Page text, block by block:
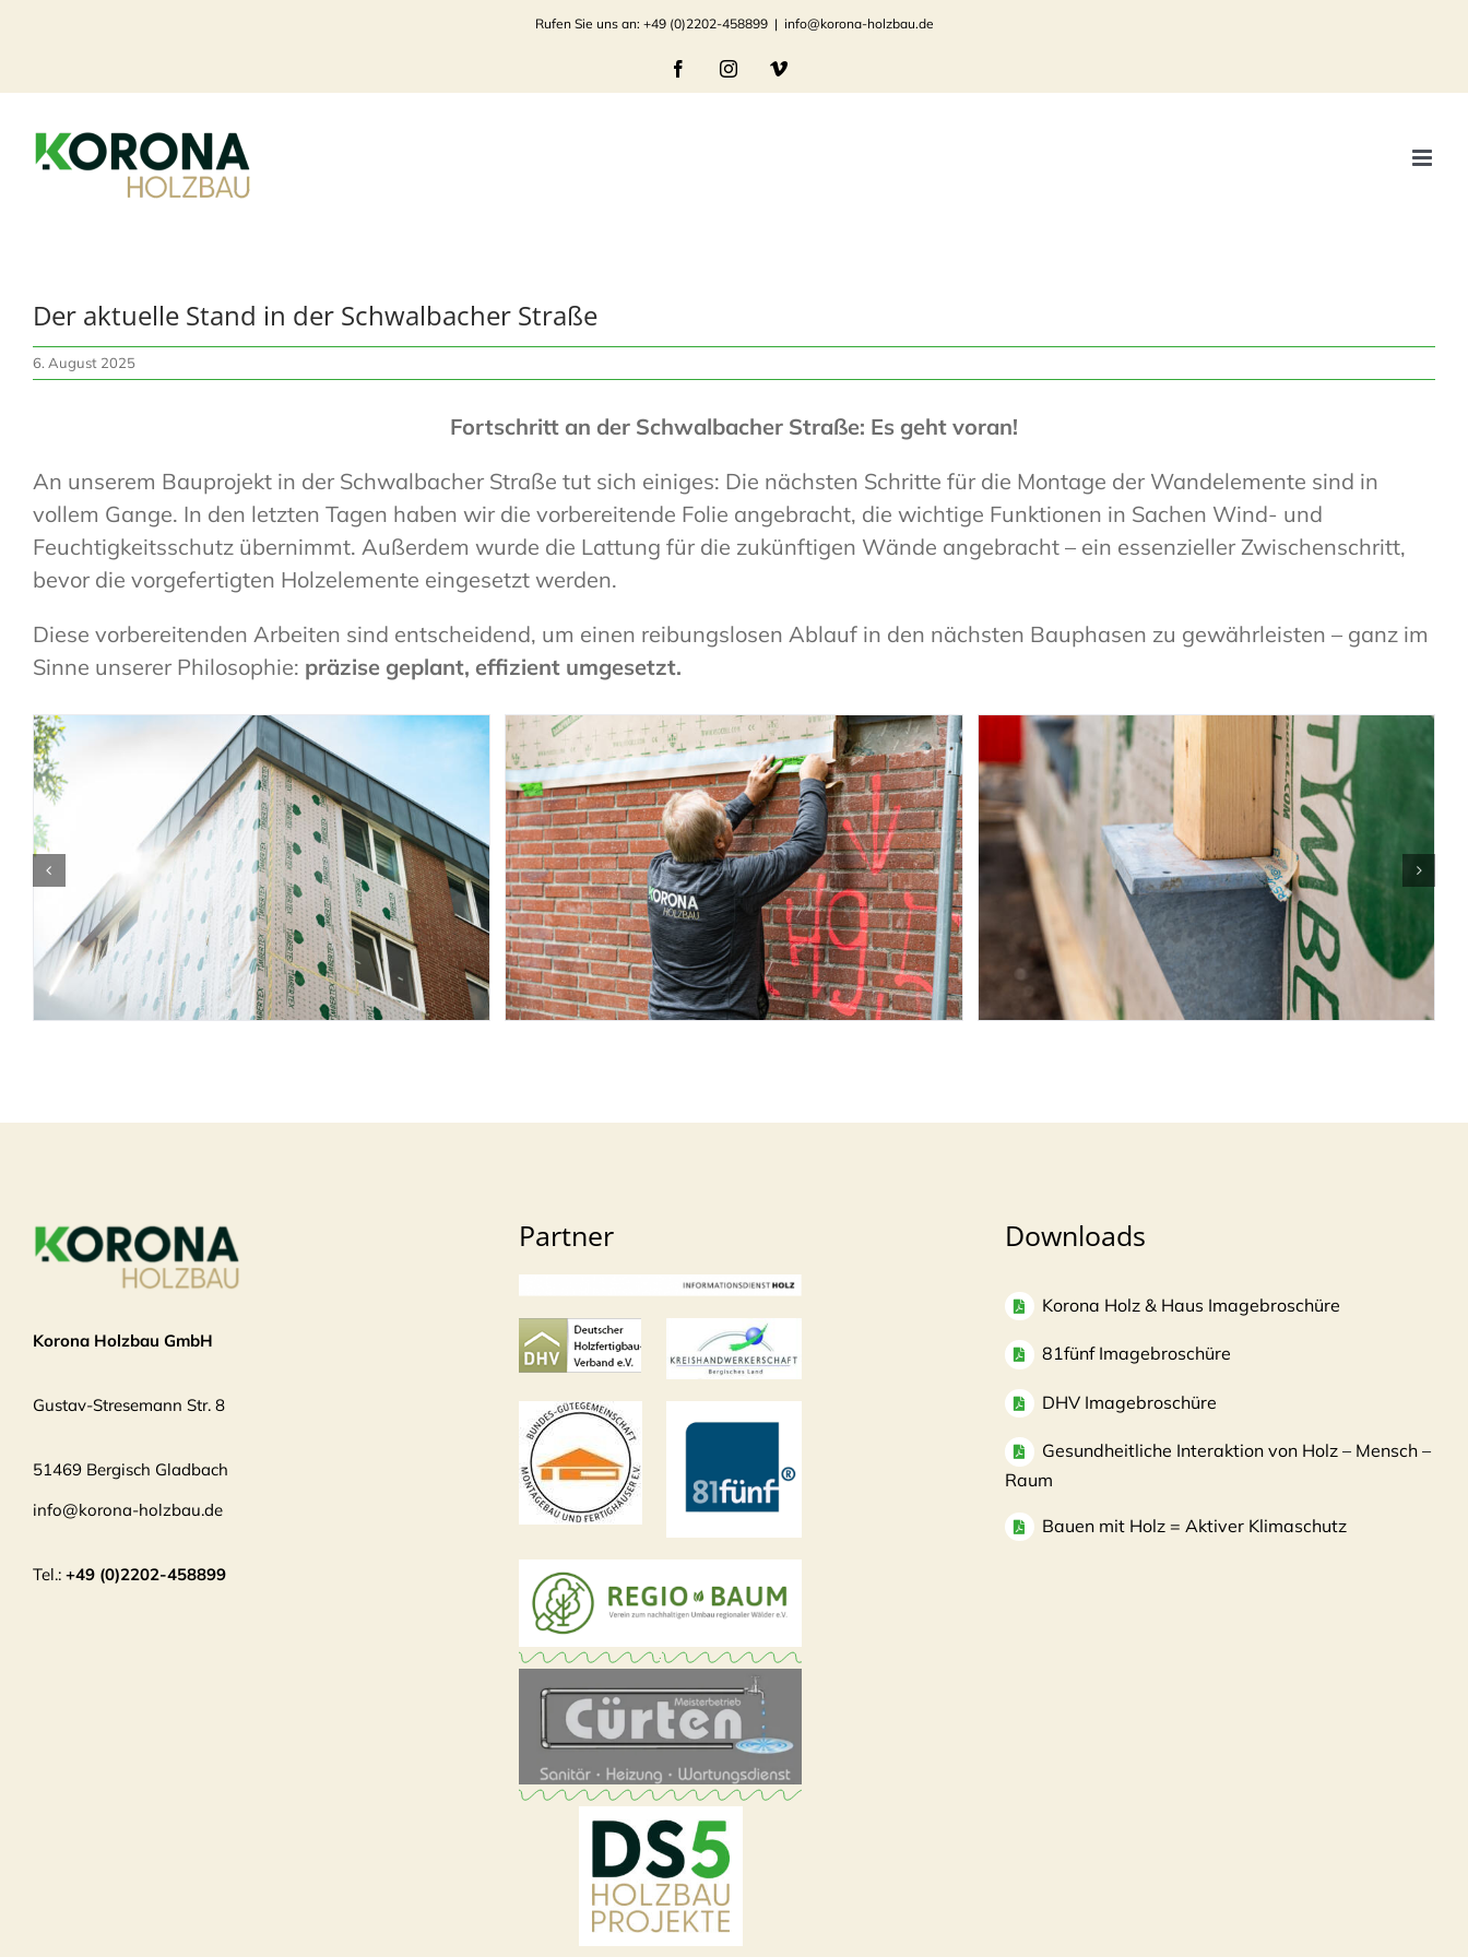
Rufen Sie uns an: +49 (0)2202-458899 | info@korona-holzbau.de
FacebookInstagramVimeo
Der aktuelle Stand in der Schwalbacher Straße
6. August 2025
Fortschritt an der Schwalbacher Straße: Es geht voran!
An unserem Bauprojekt in der Schwalbacher Straße tut sich einiges: Die nächsten Schritte für die Montage der Wandelemente sind in
vollem Gange. In den letzten Tagen haben wir die vorbereitende Folie angebracht, die wichtige Funktionen in Sachen Wind- und
Feuchtigkeitsschutz übernimmt. Außerdem wurde die Lattung für die zukünftigen Wände angebracht – ein essenzieller Zwischenschritt,
bevor die vorgefertigten Holzelemente eingesetzt werden.
Diese vorbereitenden Arbeiten sind entscheidend, um einen reibungslosen Ablauf in den nächsten Bauphasen zu gewährleisten – ganz im
Sinne unserer Philosophie: präzise geplant, effizient umgesetzt.
Korona Holzbau GmbH
Gustav-Stresemann Str. 8
51469 Bergisch Gladbach
info@korona-holzbau.de
Tel.: +49 (0)2202-458899
Partner Downloads
Korona Holz & Haus Imagebroschüre
81fünf Imagebroschüre
DHV Imagebroschüre
Gesundheitliche Interaktion von Holz – Mensch –
Raum
Bauen mit Holz = Aktiver Klimaschutz